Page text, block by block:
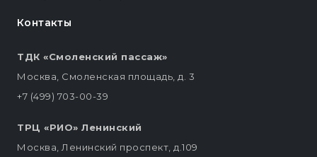
Контакты
ТДК «Смоленский пассаж»
Москва, Смоленская площадь, д. 3
+7 (499) 703-00-39
ТРЦ «РИО» Ленинский
Москва, Ленинский проспект, д.109